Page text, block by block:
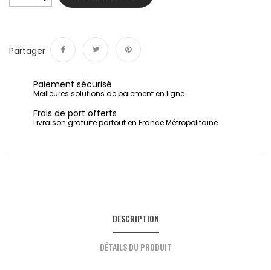
Partager
Paiement sécurisé
Meilleures solutions de paiement en ligne
Frais de port offerts
Livraison gratuite partout en France Métropolitaine
DESCRIPTION
DÉTAILS DU PRODUIT